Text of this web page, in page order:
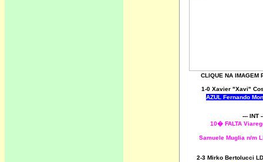
CLIQUE NA IMAGEM
1-0 Xavier "Xavi"
AZUL Fernando
--- INT
10� FALTA
Samuele Muglia n/m
2-3 Mirko Bertolucci